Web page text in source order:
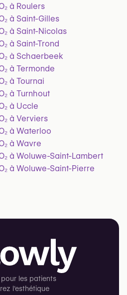
à Roulers
à Saint-Gilles
à Saint-Nicolas
à Saint-Trond
à Schaerbeek
à Termonde
à Tournai
à Turnhout
à Uccle
à Verviers
à Waterloo
à Wavre
à Woluwe-Saint-Lambert
à Woluwe-Saint-Pierre
les patients
l'esthétique